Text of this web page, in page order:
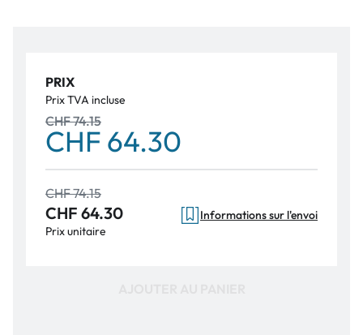
PRIX
Prix TVA incluse
CHF 74.15
CHF 64.30
CHF 74.15
CHF 64.30
Prix unitaire
Informations sur l'envoi